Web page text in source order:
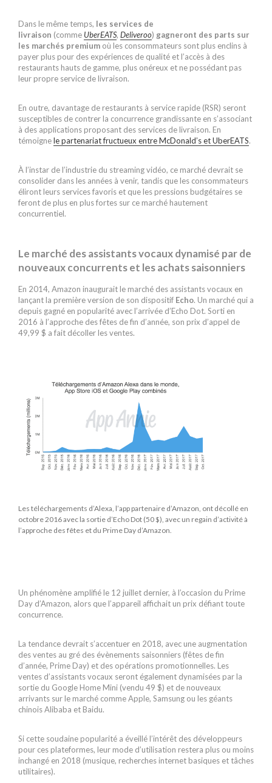
Dans le même temps, les services de
livraison (comme UberEATS, Deliveroo) gagneront des parts sur
les marchés premium où les consommateurs sont plus enclins à
payer plus pour des expériences de qualité et l’accès à des
restaurants hauts de gamme, plus onéreux et ne possédant pas
leur propre service de livraison.
En outre, davantage de restaurants à service rapide (RSR) seront
susceptibles de contrer la concurrence grandissante en s’associant
à des applications proposant des services de livraison. En
témoignele partenariat fructueux entre McDonald’s et UberEATS.
À l’instar de l’industrie du streaming vidéo, ce marché devrait se
consolider dans les années à venir, tandis que les consommateurs
éliront leurs services favoris et que les pressions budgétaires se
feront de plus en plus fortes sur ce marché hautement
concurrentiel.
Le marché des assistants vocaux dynamisé par de
nouveaux concurrents et les achats saisonniers
En 2014, Amazon inaugurait le marché des assistants vocaux en
lançant la première version de son dispositif Echo. Un marché qui a
depuis gagné en popularité avec l’arrivée d’Echo Dot. Sorti en
2016 à l’approche des fêtes de fin d’année, son prix d’appel de
49,99 $ a fait décoller les ventes.
Les téléchargements d’Alexa, l’app partenaire d’Amazon, ont décollé en
octobre 2016 avec la sortie d’Echo Dot (50 $), avec un regain d’activité à
l’approche des fêtes et du Prime Day d’Amazon.
Un phénomène amplifié le 12 juillet dernier, à l’occasion du Prime
Day d’Amazon, alors que l’appareil affichait un prix défiant toute
concurrence.
La tendance devrait s’accentuer en 2018, avec une augmentation
des ventes au gré des évènements saisonniers (fêtes de fin
d’année, Prime Day) et des opérations promotionnelles. Les
ventes d’assistants vocaux seront également dynamisées par la
sortie du Google Home Mini (vendu 49 $) et de nouveaux
arrivants sur le marché comme Apple, Samsung ou les géants
chinois Alibaba et Baidu.
Si cette soudaine popularité a éveillé l’intérêt des développeurs
pour ces plateformes, leur mode d’utilisation restera plus ou moins
inchangé en 2018 (musique, recherches internet basiques et tâches
utilitaires).